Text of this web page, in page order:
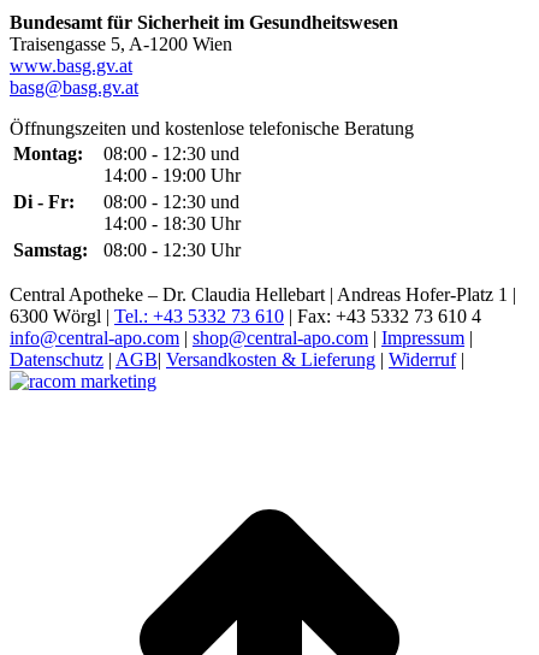
Bundesamt für Sicherheit im Gesundheitswesen
Traisengasse 5, A-1200 Wien
www.basg.gv.at
basg@basg.gv.at
Öffnungszeiten und kostenlose telefonische Beratung
Montag:
08:00 - 12:30 und
14:00 - 19:00 Uhr
Di - Fr:
08:00 - 12:30 und
14:00 - 18:30 Uhr
Samstag:
08:00 - 12:30 Uhr
Central Apotheke – Dr. Claudia Hellebart | Andreas Hofer-Platz 1 |
6300 Wörgl | Tel.: +43 5332 73 610 | Fax: +43 5332 73 610 4
info@central-apo.com | shop@central-apo.com | Impressum |
Datenschutz | AGB| Versandkosten & Lieferung | Widerruf|